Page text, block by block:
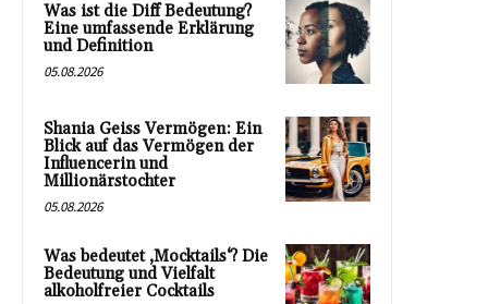
Was ist die Diff Bedeutung?
Eine umfassende Erklärung
und Definition
05.08.2026
Shania Geiss Vermögen: Ein
Blick auf das Vermögen der
Influencerin und
Millionärstochter
05.08.2026
Was bedeutet ‚Mocktails‘? Die
Bedeutung und Vielfalt
alkoholfreier Cocktails